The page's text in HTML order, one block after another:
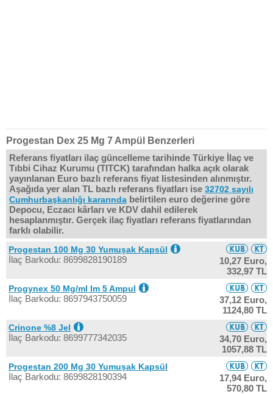
Progestan Dex 25 Mg 7 Ampül Benzerleri
Referans fiyatları ilaç güncelleme tarihinde Türkiye İlaç ve
Tıbbi Cihaz Kurumu (TITCK) tarafından halka açık olarak
yayınlanan Euro bazlı referans fiyat listesinden alınmıştır.
Aşağıda yer alan TL bazlı referans fiyatları ise 32702 sayılı
Cumhurbaşkanlığı kararında belirtilen euro değerine göre
Depocu, Eczacı kârları ve KDV dahil edilerek
hesaplanmıştır. Gerçek ilaç fiyatları referans fiyatlarından
farklı olabilir.
Progestan 100 Mg 30 Yumuşak Kapsül
İlaç Barkodu: 8699828190189
10,27 Euro,
332,97 TL
Progynex 50 Mg/ml Im 5 Ampul
İlaç Barkodu: 8697943750059
37,12 Euro,
1124,80 TL
Crinone %8 Jel
İlaç Barkodu: 8699777342035
34,70 Euro,
1057,88 TL
Progestan 200 Mg 30 Yumuşak Kapsül
İlaç Barkodu: 8699828190394
17,94 Euro,
570,80 TL